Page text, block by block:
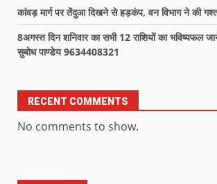
कांवड़ मार्ग पर तेंदुआ दिखने से हड़कंप, वन विभाग ने की
8अगस्त दिन शनिवार का सभी 12 राशियों का भविष्यफल
सुबोध पाण्डेय 9634408321
RECENT COMMENTS
No comments to show.